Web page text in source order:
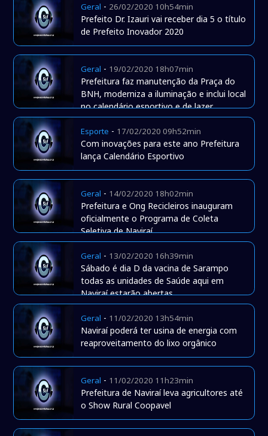
Geral - 26/02/2020 10h54min
Prefeito Dr. Izauri vai receber dia 5 o título
de Prefeito Inovador 2020
Geral - 19/02/2020 18h07min
Prefeitura faz manutenção da Praça do
BNH, moderniza a iluminação e inclui local
no calendário esportivo e de lazer
Esporte - 17/02/2020 09h52min
Com inovações para este ano Prefeitura
lança Calendário Esportivo
Geral - 14/02/2020 18h02min
Prefeitura e Ong Recicleiros inauguram
oficialmente o Programa de Coleta
Seletiva de Naviraí
Geral - 13/02/2020 16h39min
Sábado é dia D da vacina de Sarampo
todas as unidades de Saúde aqui em
Naviraí estarão abertas
Geral - 11/02/2020 13h54min
Naviraí poderá ter usina de energia com
reaproveitamento do lixo orgânico
Geral - 11/02/2020 11h23min
Prefeitura de Naviraí leva agricultores até
o Show Rural Coopavel